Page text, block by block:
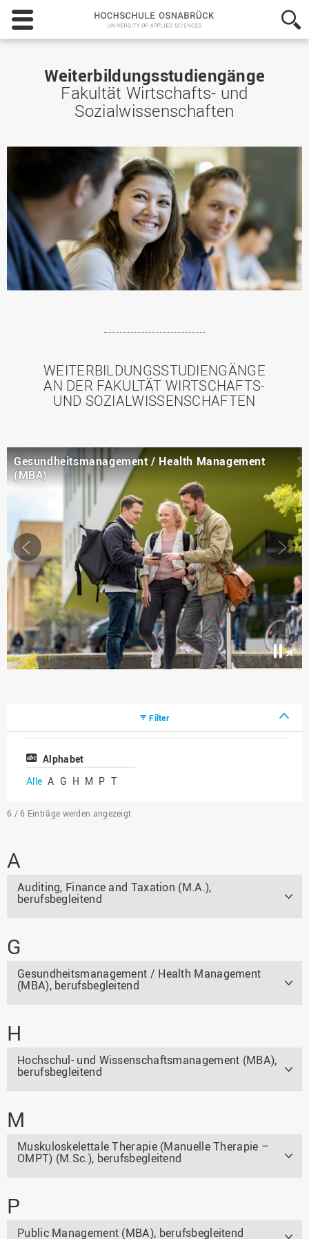
Hochschule
Osnabrück
-
Applied
Sciences
Weiterbildungsstudiengänge
Fakultät Wirtschafts- und
Sozialwissenschaften
WEITERBILDUNGSSTUDIENGÄNGE
AN DER FAKULTÄT WIRTSCHAFTS-
UND SOZIALWISSENSCHAFTEN
Slider
←
Gesundheitsmanagement / Health Management
(MBA)
→
Pause
Filter
Alphabet
Alle A G H M P T
6 / 6 Einträge werden angezeigt
A
Auditing, Finance and Taxation (M.A.),
berufsbegleitend
G
Gesundheitsmanagement / Health Management
(MBA), berufsbegleitend
H
Hochschul- und Wissenschaftsmanagement (MBA),
berufsbegleitend
M
Muskuloskelettale Therapie (Manuelle Therapie –
OMPT) (M.Sc.), berufsbegleitend
P
Public Management (MBA), berufsbegleitend